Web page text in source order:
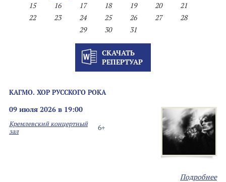
15
16 17 18 19 20
21
22
23 24 25 26 27
28
29
30 31
СКАЧАТЬ
РЕПЕРТУАР
КАГМО. ХОР РУССКОГО РОКА
09 июля 2026 в 19:00
6+
Кремлевский концертный
зал
Подробнее